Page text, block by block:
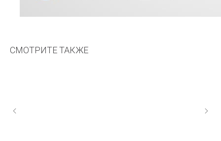
СМОТРИТЕ ТАКЖЕ